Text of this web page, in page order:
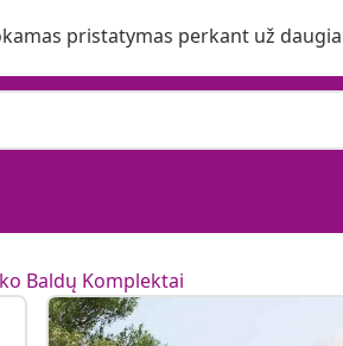
pristatymas perkant už
Baldų Komplektai